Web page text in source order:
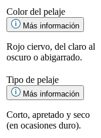
Color del pelaje
Más información
Rojo ciervo, del claro al
oscuro o abigarrado.
Tipo de pelaje
Más información
Corto, apretado y seco
(en ocasiones duro).